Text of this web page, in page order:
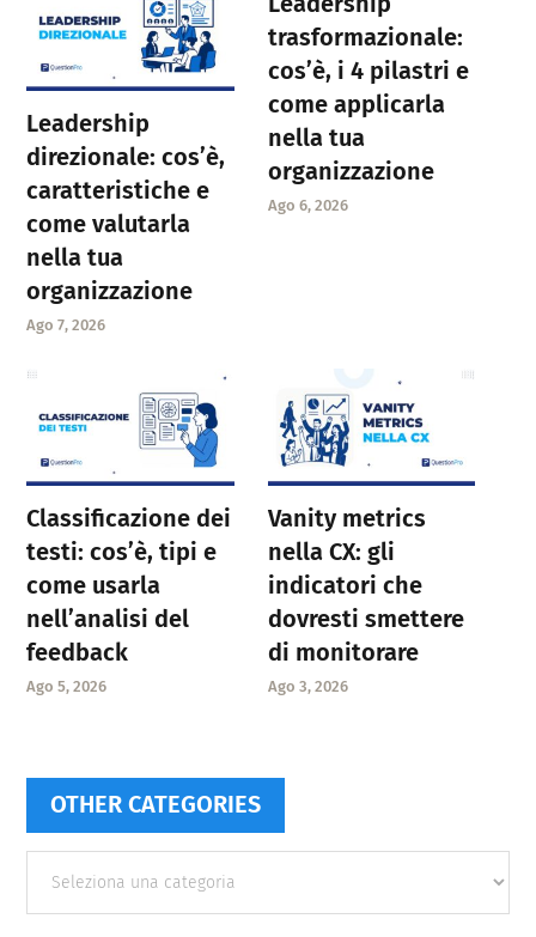
Leadership
direzionale: cos’è,
caratteristiche e
come valutarla
nella tua
organizzazione
Ago 7, 2026
trasformazionale:
cos’è, i 4 pilastri e
come applicarla
nella tua
organizzazione
Ago 6, 2026
Classificazione dei
testi: cos’è, tipi e
come usarla
nell’analisi del
feedback
Ago 5, 2026
Vanity metrics
nella CX: gli
indicatori che
dovresti smettere
di monitorare
Ago 3, 2026
OTHER CATEGORIES
categories